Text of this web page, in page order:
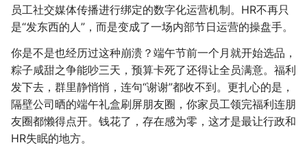
员工社交媒体传播进行绑定的数字化运营机制。HR不再只
是“发东西的人”，而是变成了一场内部节日运营的操盘手。
你是不是也经历过这种崩溃？端午节前一个月就开始选品，
粽子咸甜之争能吵三天，预算卡死了还得让全员满意。福利
发下去，群里静悄悄，连句“谢谢”都收不到。更扎心的是，
隔壁公司晒的端午礼盒刷屏朋友圈，你家员工领完福利连朋
友圈都懒得点开。钱花了，存在感为零，这才是最让行政和
HR失眠的地方。